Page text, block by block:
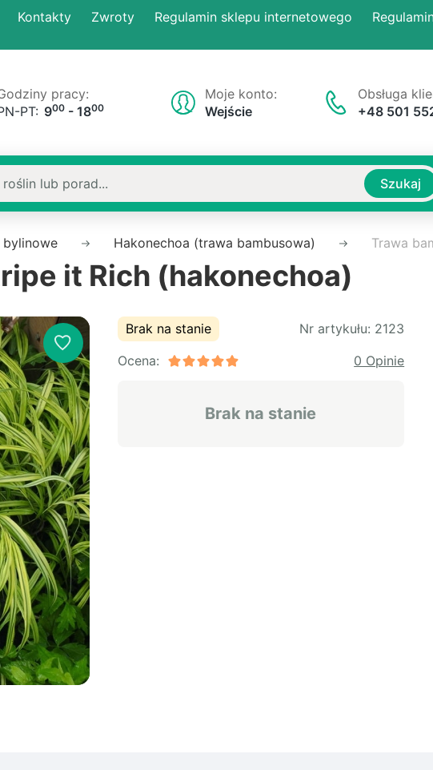
Kontakty Zwroty Regulamin sklepu internetowego
pracy:
PT: 900 - 1800
Obsługa
+48 501
Moje konto:
Wejście
Szukaj
bylinowe Hakonechoa (trawa bambusowa) Trawa
it Rich (hakonechoa)
Brak na stanie Nr artykułu: 2123
Ocena:
0 Opinie
Brak na stanie